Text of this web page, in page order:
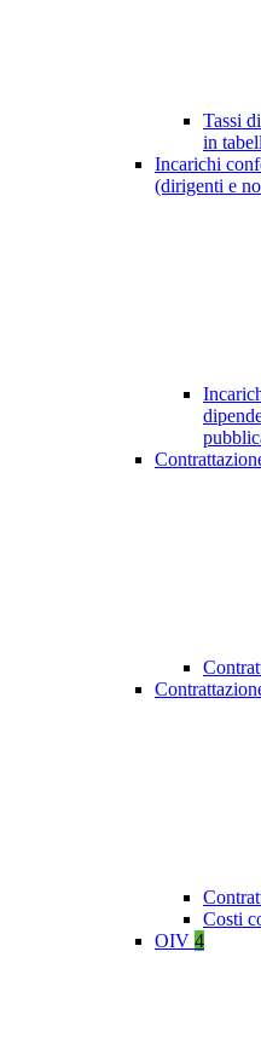
Tassi
in
Incarichi
(dirigenti e
Costi
OIV 4